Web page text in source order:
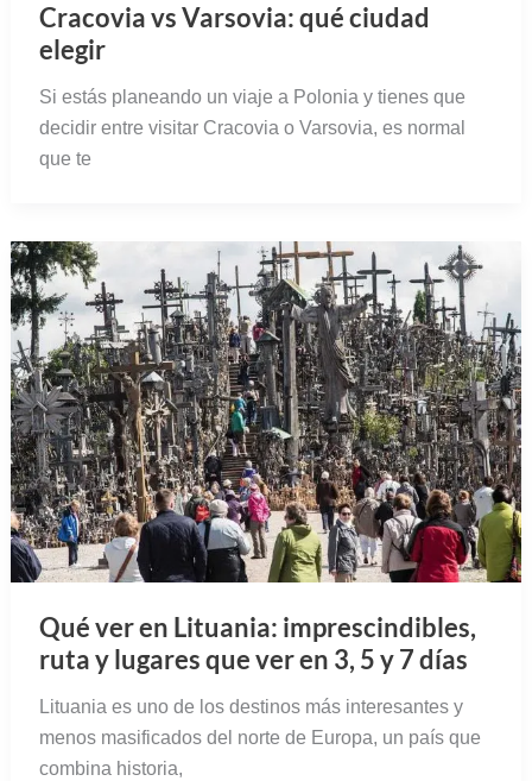
Cracovia vs Varsovia: qué ciudad
elegir
Si estás planeando un viaje a Polonia y tienes que
decidir entre visitar Cracovia o Varsovia, es normal
que te
Qué ver en Lituania: imprescindibles,
ruta y lugares que ver en 3, 5 y 7 días
Lituania es uno de los destinos más interesantes y
menos masificados del norte de Europa, un país que
combina historia,